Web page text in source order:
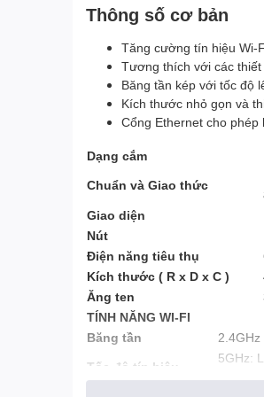
Thông số cơ bản
Tăng cường tín hiệu Wi-
Tương thích với các thiết
Băng tần kép với tốc độ
Kích thước nhỏ gọn và
Cổng Ethernet cho
Dạng cắm
Chuẩn và Giao thức
Giao diện
Nút
Điện năng tiêu thụ
Kích thước ( R x D x C )
Ăng ten
TÍNH NĂNG WI-FI
Băng tần
2.4GHz
Tốc độ tín hiệu
5GHz: